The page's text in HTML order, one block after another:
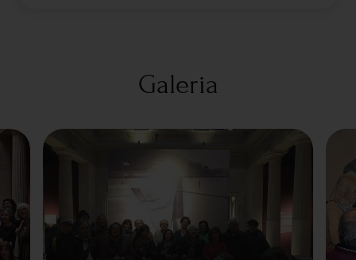
Galeria